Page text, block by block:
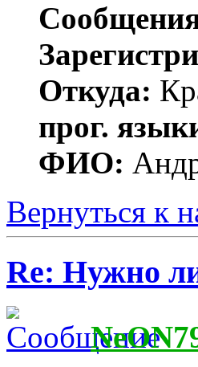
Откуда:
прог.
ФИО:
Вернуться к
Re: Нужно